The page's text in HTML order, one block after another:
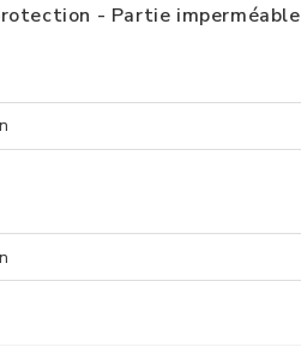
- Partie imperméable